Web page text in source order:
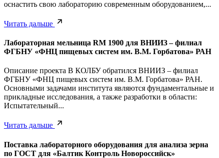
оснастить свою лабораторию современным оборудованием,...
Читать дальше
Лабораторная мельница RM 1900 для ВНИИЗ – филиал
ФГБНУ «ФНЦ пищевых систем им. В.М. Горбатова» РАН
Описание проекта В КОЛБУ обратился ВНИИЗ – филиал
ФГБНУ «ФНЦ пищевых систем им. В.М. Горбатова» РАН.
Основными задачами института являются фундаментальные и
прикладные исследования, а также разработки в области:
Испытательный...
Читать дальше
Поставка лабораторного оборудования для анализа зерна
по ГОСТ для «Балтик Контроль Новороссийск»